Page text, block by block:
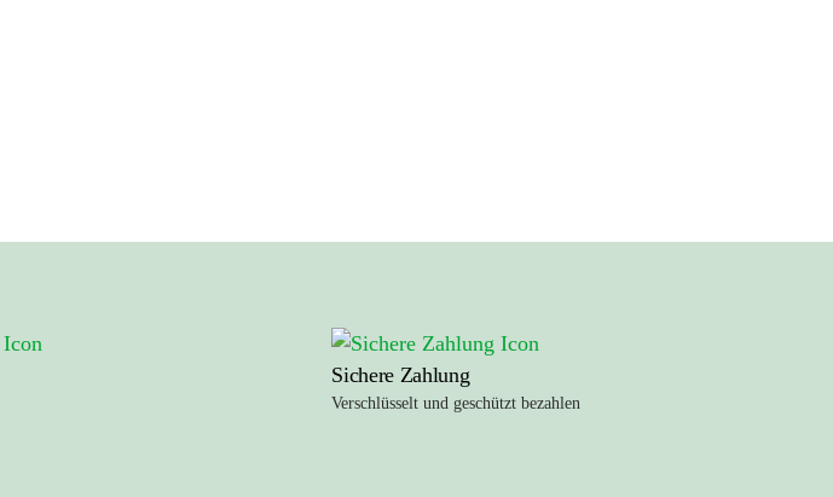
Sichere Zahlung
Verschlüsselt und geschützt bezahlen